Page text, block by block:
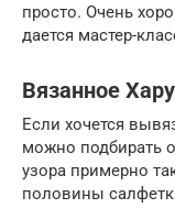
просто. Очень
дается мастер-
Вязанное
Если хочется
можно подбирать
узора примерно
половины